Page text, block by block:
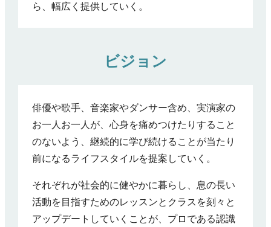
ら、幅広く提供していく。
ビジョン
俳優や歌手、音楽家やダンサー含め、実演家の
お一人お一人が、心身を痛めつけたりすること
のないよう、継続的に学び続けることが当たり
前になるライフスタイルを提案していく。
それぞれが社会的に健やかに暮らし、息の長い
活動を目指すためのレッスンとクラスを刻々と
アップデートしていくことが、プロである認識